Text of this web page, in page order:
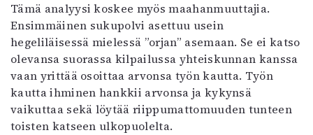
Tämä analyysi koskee myös maahanmuuttajia.
Ensimmäinen sukupolvi asettuu usein
hegeliläisessä mielessä ”orjan” asemaan. Se ei katso
olevansa suorassa kilpailussa yhteiskunnan kanssa
vaan yrittää osoittaa arvonsa työn kautta. Työn
kautta ihminen hankkii arvonsa ja kykynsä
vaikuttaa sekä löytää riippumattomuuden tunteen
toisten katseen ulkopuolelta.